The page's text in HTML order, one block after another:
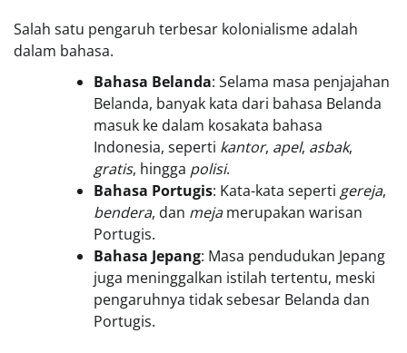
Salah satu pengaruh terbesar kolonialisme adalah
dalam bahasa.
Bahasa Belanda: Selama masa penjajahan
Belanda, banyak kata dari bahasa Belanda
masuk ke dalam kosakata bahasa
Indonesia, seperti kantor, apel, asbak,
gratis, hingga polisi.
Bahasa Portugis: Kata-kata seperti gereja,
bendera, dan mejamerupakan warisan
Portugis.
Bahasa Jepang: Masa pendudukan Jepang
juga meninggalkan istilah tertentu, meski
pengaruhnya tidak sebesar Belanda dan
Portugis.